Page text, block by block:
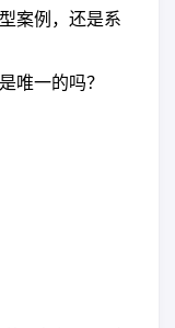
案例，还是系
唯一的吗？